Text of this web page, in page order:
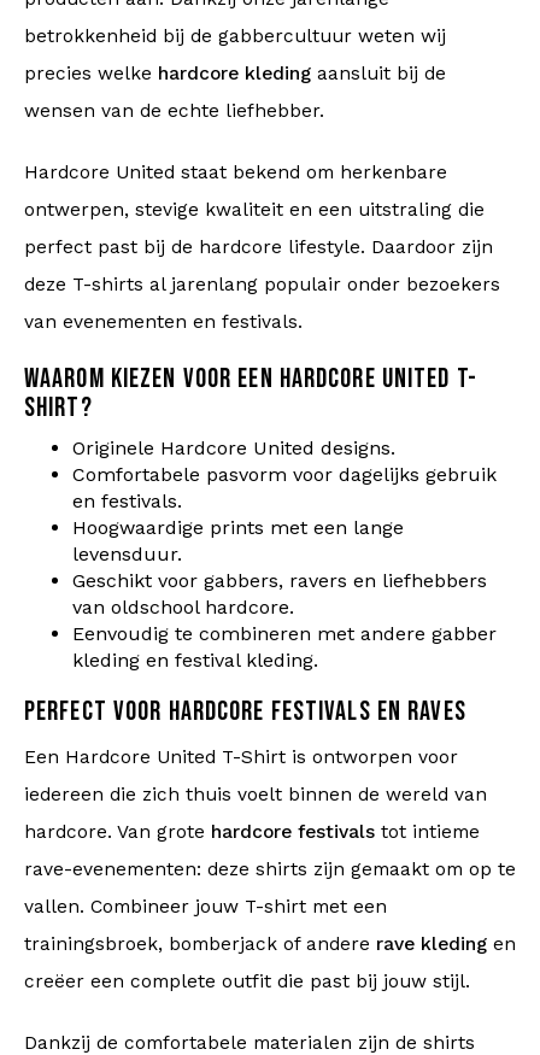
betrokkenheid bij de gabbercultuur weten wij
precies welke hardcore kleding aansluit bij de
wensen van de echte liefhebber.
Hardcore United staat bekend om herkenbare
ontwerpen, stevige kwaliteit en een uitstraling die
perfect past bij de hardcore lifestyle. Daardoor zijn
deze T-shirts al jarenlang populair onder bezoekers
van evenementen en festivals.
WAAROM KIEZEN VOOR EEN HARDCORE UNITED T-
SHIRT?
Originele Hardcore United designs.
Comfortabele pasvorm voor dagelijks gebruik
en festivals.
Hoogwaardige prints met een lange
levensduur.
Geschikt voor gabbers, ravers en liefhebbers
van oldschool hardcore.
Eenvoudig te combineren met andere gabber
kleding en festival kleding.
PERFECT VOOR HARDCORE FESTIVALS EN RAVES
Een Hardcore United T-Shirt is ontworpen voor
iedereen die zich thuis voelt binnen de wereld van
hardcore. Van grote hardcore festivals tot intieme
rave-evenementen: deze shirts zijn gemaakt om op te
vallen. Combineer jouw T-shirt met een
trainingsbroek, bomberjack of andere rave kleding en
creëer een complete outfit die past bij jouw stijl.
Dankzij de comfortabele materialen zijn de shirts